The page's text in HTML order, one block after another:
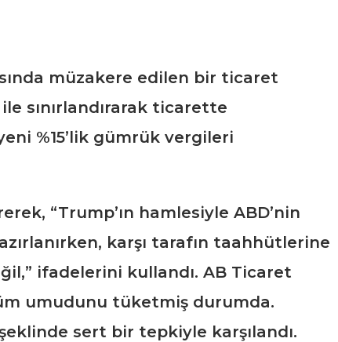
müzakere edilen bir ticaret
sınırlandırarak ticarette
%15’lik gümrük vergileri
“Trump’ın hamlesiyle ABD’nin
karşı tarafın taahhütlerine
ifadelerini kullandı. AB Ticaret
umudunu tüketmiş durumda.
sert bir tepkiyle karşılandı.